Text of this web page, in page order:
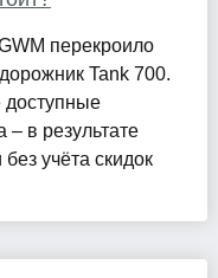
перекроило
Tank 700.
доступные
в результате
учёта скидок